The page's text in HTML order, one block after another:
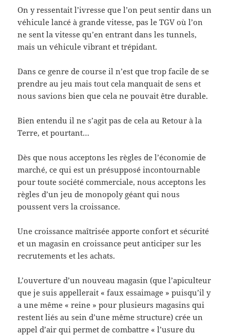
On y ressentait l’ivresse que l’on peut sentir dans un
véhicule lancé à grande vitesse, pas le TGV où l’on
ne sent la vitesse qu’en entrant dans les tunnels,
mais un véhicule vibrant et trépidant.
Dans ce genre de course il n’est que trop facile de se
prendre au jeu mais tout cela manquait de sens et
nous savions bien que cela ne pouvait être durable.
Bien entendu il ne s’agit pas de cela au Retour à la
Terre, et pourtant…
Dès que nous acceptons les règles de l’économie de
marché, ce qui est un présupposé incontournable
pour toute société commerciale, nous acceptons les
règles d’un jeu de monopoly géant qui nous
poussent vers la croissance.
Une croissance maîtrisée apporte confort et sécurité
et un magasin en croissance peut anticiper sur les
recrutements et les achats.
L’ouverture d’un nouveau magasin (que l’apiculteur
que je suis appellerait « faux essaimage » puisqu’il y
a une même « reine » pour plusieurs magasins qui
restent liés au sein d’une même structure) crée un
appel d’air qui permet de combattre « l’usure du